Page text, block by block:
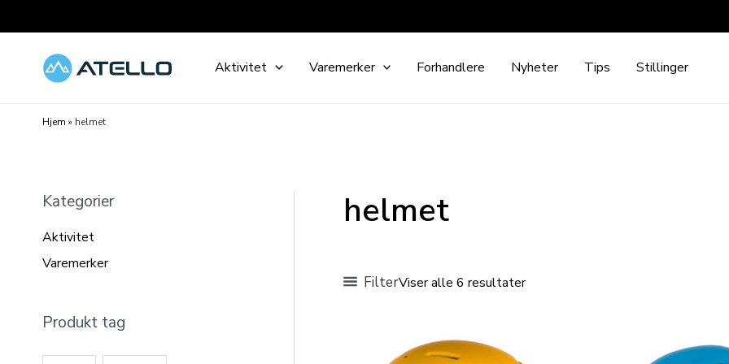
rett
innholdet
Aktivitet Varemerker Forhandlere Nyheter Tips Stillinger
Hjem » helmet
Kategorier
Aktivitet
Varemerker
Produkt tag
helmet
FilterViser alle 6 resultater